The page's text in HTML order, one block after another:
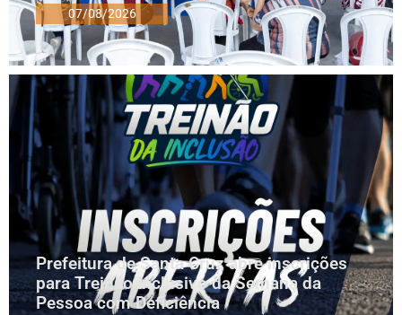
07/08/2026
Prefeitura de Santa Cruz abre inscrições
para Treinão Inclusivo da Semana da
Pessoa com Deficiência